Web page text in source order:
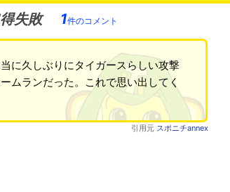
失敗 1件のコメント
に久しぶりにタイガースらしい攻撃
ムランだった。これで思い出してく
引用元 スポニチannex